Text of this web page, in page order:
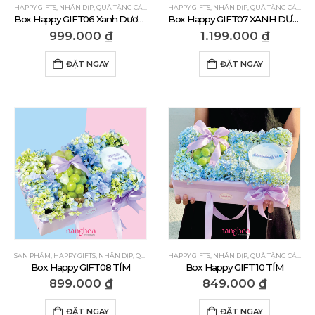
HAPPY GIFTS, NHÂN DỊP,QUÀ TẶNG CẢM ƠN QUÀ TẶNG CHÚC MỪNG,QUÀ TẶNG DÀNH
Box Happy GIFT06 Xanh Dương
999.000 ₫
ĐẶT NGAY
HAPPY GIFTS, NHÂN DỊP,QUÀ TẶNG CẢM ƠN
Box Happy GIFT07 XANH DƯƠNG
1.199.000 ₫
ĐẶT NGAY
SẢN PHẨM HAPPY GIFTS NHÂN DỊP QUÀ TẶNG CẢM ƠN ,QUÀ TẶNG CHÚC MỪNG, QUÀ
Box Happy GIFT08 TÍM
899.000 ₫
ĐẶT NGAY
HAPPY GIFTS NHÂN DỊP QUÀ TẶNG CẢM ƠN
Box Happy GIFT10 TÍM
849.000 ₫
ĐẶT NGAY